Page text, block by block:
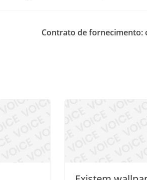
Contrato de fornecimento: